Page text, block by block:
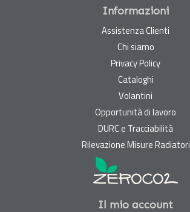
Informazioni
Assistenza Clienti
Chi siamo
Privacy Policy
Cataloghi
Volantini
Opportunità di lavoro
DURC e Tracciabilità
Rilevazione Misure Radiatori
Il mio account